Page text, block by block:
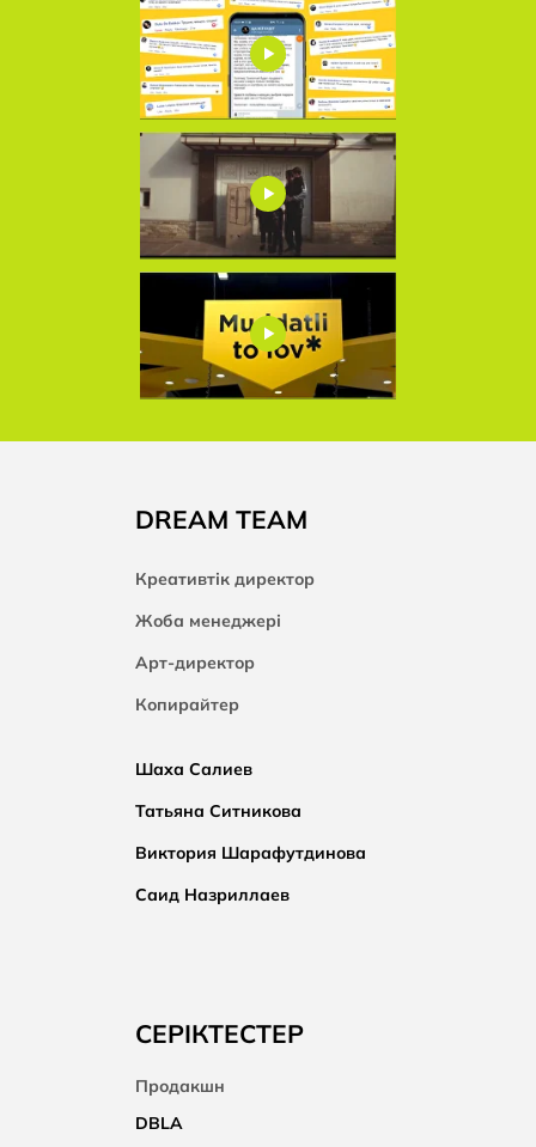
DREAM TEAM
СЕРІКТЕСТЕР
Креативтік директор
Жоба менеджері
Арт-директор
Копирайтер
Продакшн
Шаха Салиев
Татьяна Ситникова
Виктория Шарафутдинова
Саид Назриллаев
DBLA